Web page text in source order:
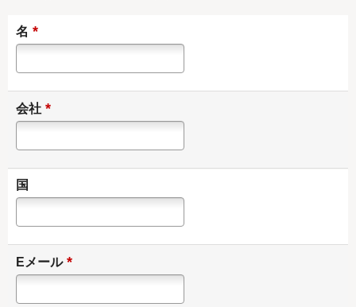
名 *
会社 *
国
Eメール *